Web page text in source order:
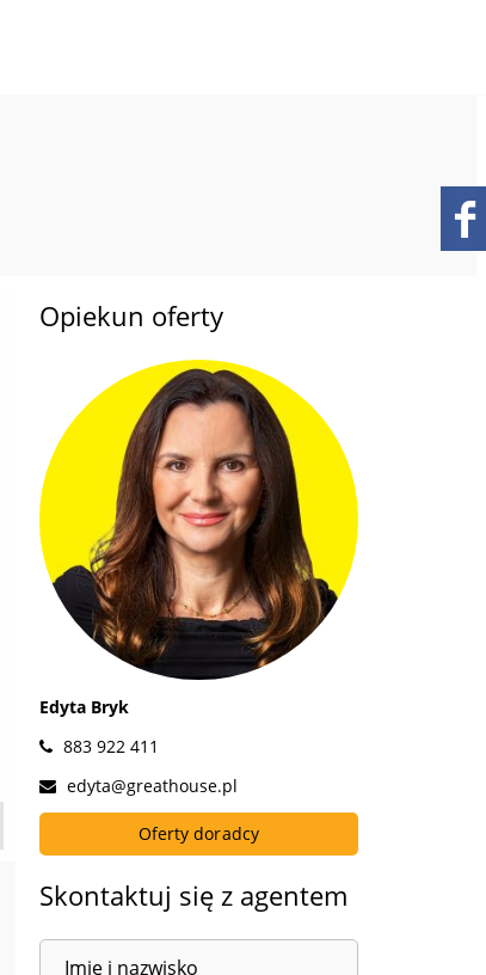
Opiekun oferty
Edyta Bryk
883 922 411
edyta@greathouse.pl
Oferty doradcy
Skontaktuj się z agentem